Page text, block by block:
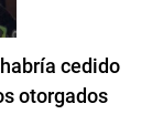
cedido
otorgados